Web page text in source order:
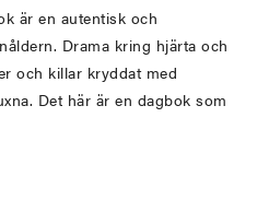
är en autentisk och
Drama kring hjärta och
och killar kryddat med
Det här är en dagbok som